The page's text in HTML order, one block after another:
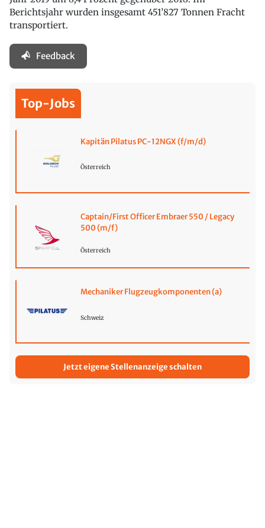
Berichtsjahr wurden insgesamt 451’827 Tonnen Fracht
transportiert.
Feedback
Top-Jobs
Kapitän Pilatus PC-12NGX (f/m/d)
Österreich
Captain/First Officer Embraer 550 / Legacy
500 (m/f)
Österreich
Mechaniker Flugzeugkomponenten (a)
Schweiz
Jetzt eigene Stellenanzeige schalten